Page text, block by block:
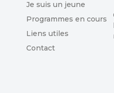
Je suis un jeune
Programmes en cours
Liens utiles
Contact